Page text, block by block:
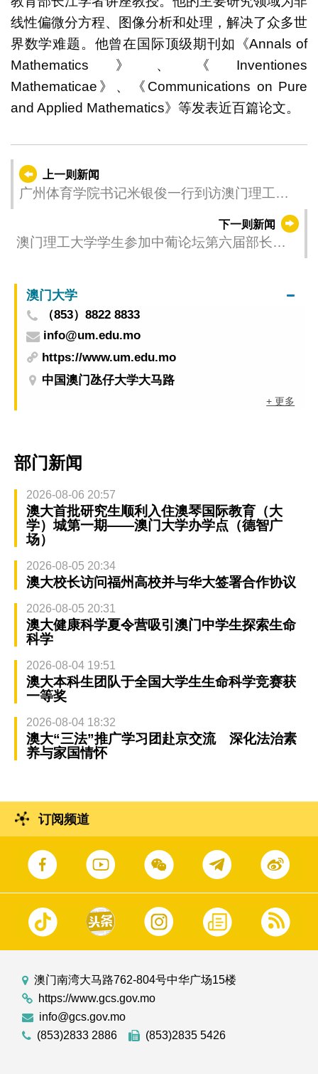
线性偏微分方程、图像分析和处理，解决了众多世
界数学难题。他曾在国际顶级期刊如《Annals of
Mathematics》、《Inventiones
Mathematicae》、《Communications on Pure
and Applied Mathematics》等发表近百篇论文。
上一则新闻
广州体育学院书记米银俊一行到访澳门理工大
下一则新闻
澳门理工大学学生参加中葡论坛第六届部长级
澳门大学
（853）8822 8833
info@um.edu.mo
https://www.um.edu.mo
中国澳门氹仔大学大马路
+ 更多
部门新闻
2026-08-06 20:57
澳大首批研究生顺利入住澳琴国际教育（大
学）城第一期——澳门大学办学点（德智广
场）
2026-08-05 20:34
澳大校长访问福州高校并与华大签署合作协议
2026-08-05 20:31
澳大健康科学夏令营吸引澳门中学生探索生命
科学
2026-08-04 19:51
澳大本科生团队于全国大学生生命科学竞赛获
一等奖
2026-08-04 18:32
澳大“三法”推广学习团赴京交流 深化法治素
养与家国情怀
订阅频道
澳门南湾大马路762-804号中华广场15楼
https://www.gcs.gov.mo
info@gcs.gov.mo
(853)2833 2886
(853)2835 5426